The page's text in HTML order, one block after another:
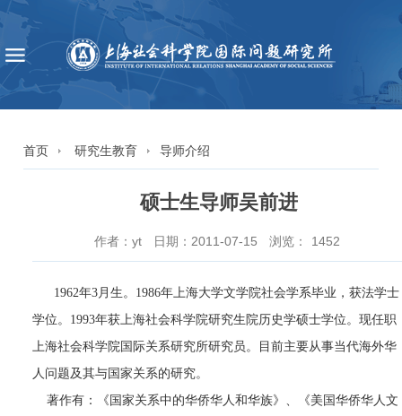
首页 研究生教育 导师介绍
硕士生导师吴前进
作者：yt 日期：2011-07-15 浏览： 1452
1962年3月生。1986年上海大学文学院社会学系毕业，获法学士
学位。1993年获上海社会科学院研究生院历史学硕士学位。现任职
上海社会科学院国际关系研究所研究员。目前主要从事当代海外华
人问题及其与国家关系的研究。
著作有：《国家关系中的华侨华人和华族》、《美国华侨华人文